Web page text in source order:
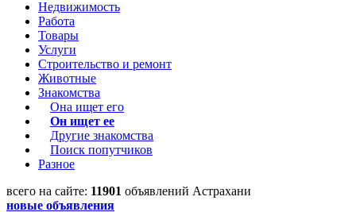
Недвижимость
Работа
Товары
Услуги
Строительство и ремонт
Животные
Знакомства
Она ищет его
Он ищет ее
Другие знакомства
Поиск попутчиков
Разное
всего на сайте: 11901 объявлений Астрахани
новые объявления